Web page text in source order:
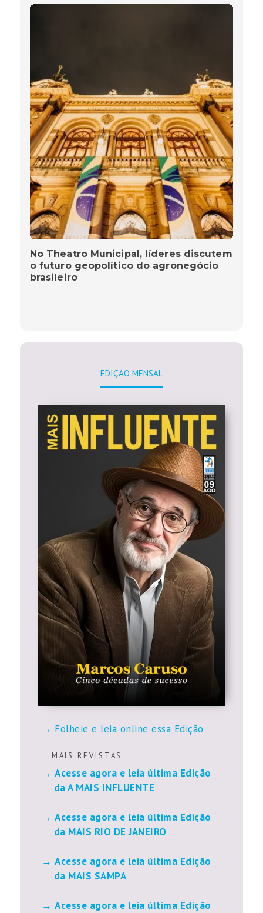
No Theatro Municipal, líderes discutem
o futuro geopolítico do agronegócio
brasileiro
EDIÇÃO MENSAL
Folheie e leia online essa Edição
M A I S R E V I S T A S
Acesse agora e leia última Edição
da A MAIS INFLUENTE
Acesse agora e leia última Edição
da MAIS RIO DE JANEIRO
Acesse agora e leia última Edição
da MAIS SAMPA
Acesse agora e leia última Edição